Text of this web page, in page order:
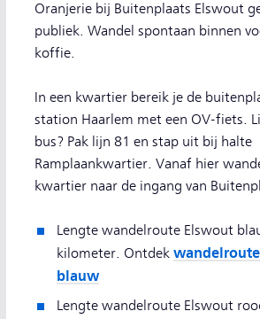
Oranjerie bij Buitenplaats Elswout
publiek. Wandel spontaan binnen
koffie.
In een kwartier bereik je de
station Haarlem met een OV-fiets.
bus? Pak lijn 81 en stap uit bij halte
Ramplaankwartier. Vanaf hier
kwartier naar de ingang van
Lengte wandelroute Elswout
kilometer. Ontdek
blauw
Lengte wandelroute Elswout